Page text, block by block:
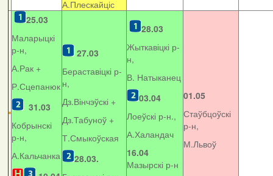
А.Плескайціс
25.03
Маларыцкі
р-н,
А.Рак +
Р.Сцепанюк
31.03
Кобрынскі
р-н,
А.Кальчанка
27.03
Бераставіцкі р-
н,
Дз.Вінчэўскі +
Дз.Табуноў +
Т.Смыкоўская
28.03.
28.03
Жыткавіцкі р-
н,
В. Натыканец
03.04
Лоеўскі р-н.,
А.Халандач
16.04
Мазырскі р-н
01.05
Стаўбцоўскі
р-н,
М.Львоў